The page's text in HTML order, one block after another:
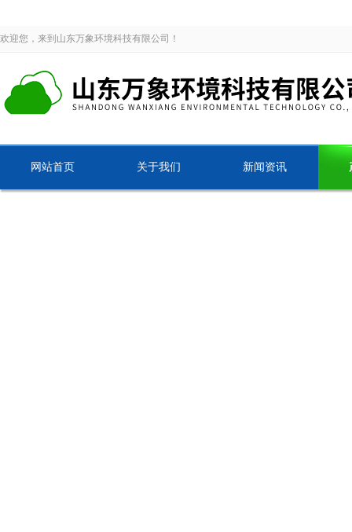
欢迎您，来到山东万象环境科技有限公司！
网站首页 关于我们 新闻资讯